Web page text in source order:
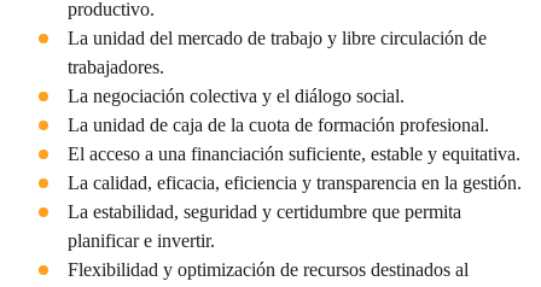
productivo.
La unidad del mercado de trabajo y libre circulación de
trabajadores.
La negociación colectiva y el diálogo social.
La unidad de caja de la cuota de formación profesional.
El acceso a una financiación suficiente, estable y equitativa.
La calidad, eficacia, eficiencia y transparencia en la gestión.
La estabilidad, seguridad y certidumbre que permita
planificar e invertir.
Flexibilidad y optimización de recursos destinados al